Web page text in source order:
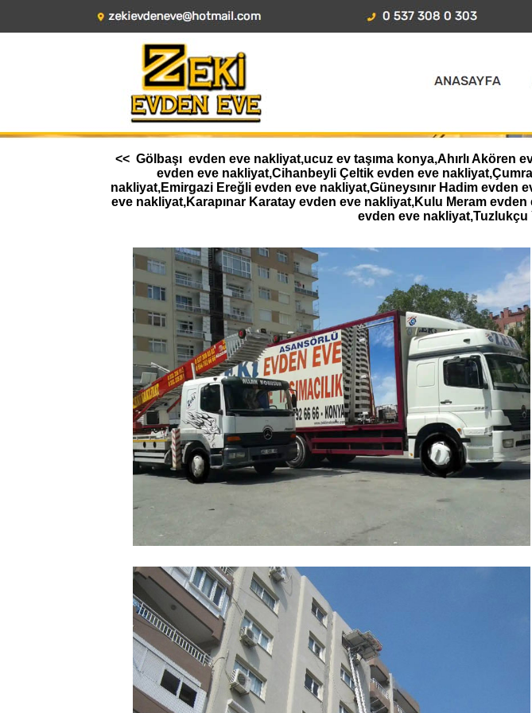
<< Gölbaşı evden eve nakliyat,ucuz ev taşıma konya,Ahırlı Akören
evden eve nakliyat,Cihanbeyli Çeltik evden eve
nakliyat,Emirgazi Ereğli evden eve nakliyat,Güneysınır Hadim evden
eve nakliyat,Karapınar Karatay evden eve nakliyat,Kulu Meram
evden eve nakliyat,Tuzlukçu